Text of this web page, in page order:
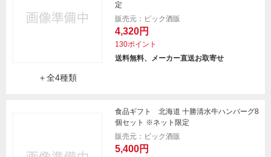
＋全4種類
定
販売元：ビック酒販
4,320円
130ポイント
送料無料、メーカー直送お取寄せ
食品ギフト 北海道 十勝清水牛ハンバーグ8
個セット ※ネット限定
販売元：ビック酒販
5,400円